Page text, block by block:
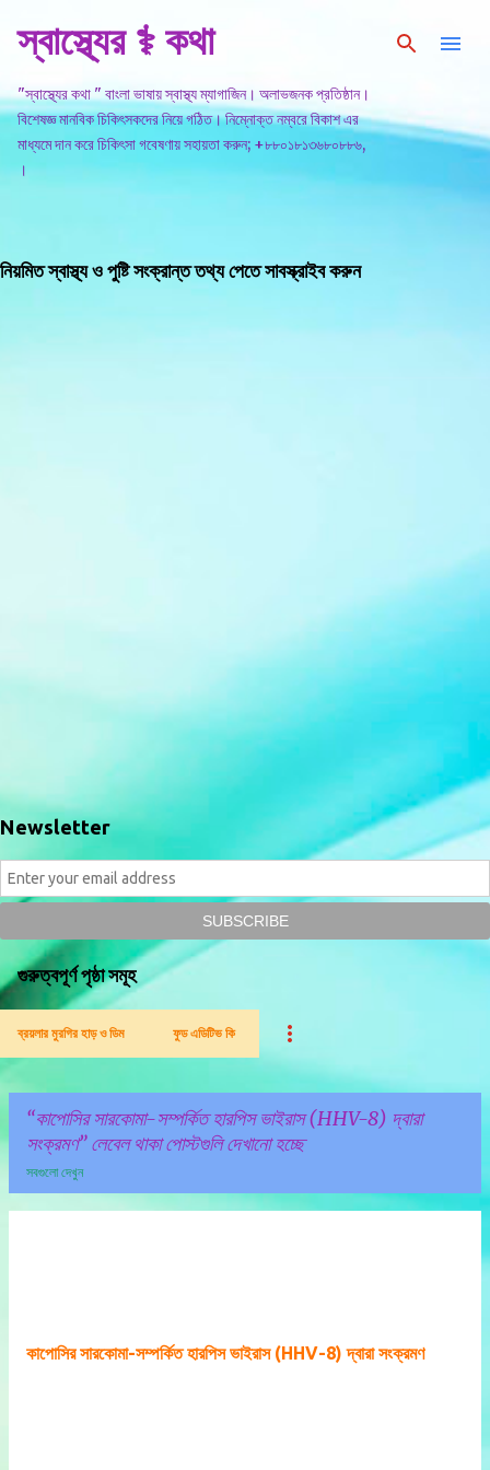
সরাসরি প্রধান সামগ্রীতে চলে যান
স্বাস্থ্যের ⚕️ কথা
"স্বাস্থ্যের কথা " বাংলা ভাষায় স্বাস্থ্য ম্যাগাজিন। অলাভজনক প্রতিষ্ঠান।
বিশেষজ্ঞ মানবিক চিকিৎসকদের নিয়ে গঠিত। নিম্নোক্ত নম্বরে বিকাশ এর
মাধ্যমে দান করে চিকিৎসা গবেষণায় সহায়তা করুন; +৮৮০১৮১৩৬৮০৮৮৬,
।
নিয়মিত স্বাস্থ্য ও পুষ্টি সংক্রান্ত তথ্য পেতে সাবস্ক্রাইব করুন
Newsletter
গুরুত্বপূর্ণ পৃষ্ঠা সমূহ
ব্রয়লার মুরগির হাড় ও ডিম ফুড এডিটিভ কি
কাপোসির সারকোমা-সম্পর্কিত হারপিস ভাইরাস (HHV-8) দ্বারা
সংক্রমণ লেবেল থাকা পোস্টগুলি দেখানো হচ্ছে
সবগুলো দেখুন
কাপোসির সারকোমা-সম্পর্কিত হারপিস ভাইরাস (HHV-8) দ্বারা সংক্রমণ